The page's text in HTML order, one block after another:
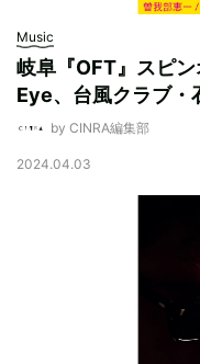
Music
岐阜『OFT』スピ
Eye、台風クラブ・
by CINRA編集部
2024.04.03